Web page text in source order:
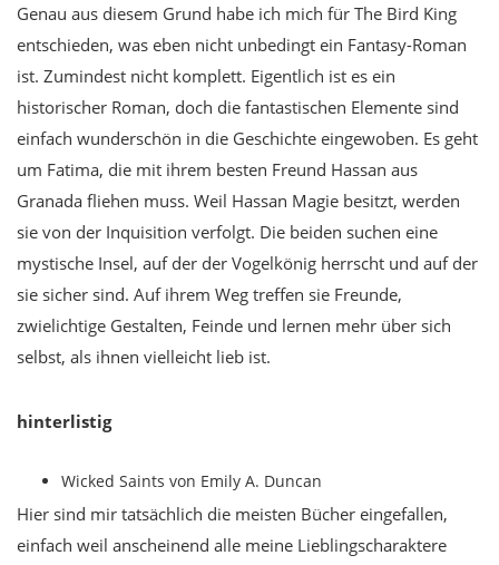
Genau aus diesem Grund habe ich mich für The Bird King
entschieden, was eben nicht unbedingt ein Fantasy-Roman
ist. Zumindest nicht komplett. Eigentlich ist es ein
historischer Roman, doch die fantastischen Elemente sind
einfach wunderschön in die Geschichte eingewoben. Es geht
um Fatima, die mit ihrem besten Freund Hassan aus
Granada fliehen muss. Weil Hassan Magie besitzt, werden
sie von der Inquisition verfolgt. Die beiden suchen eine
mystische Insel, auf der der Vogelkönig herrscht und auf der
sie sicher sind. Auf ihrem Weg treffen sie Freunde,
zwielichtige Gestalten, Feinde und lernen mehr über sich
selbst, als ihnen vielleicht lieb ist.
hinterlistig
Wicked Saints von Emily A. Duncan
Hier sind mir tatsächlich die meisten Bücher eingefallen,
einfach weil anscheinend alle meine Lieblingscharaktere